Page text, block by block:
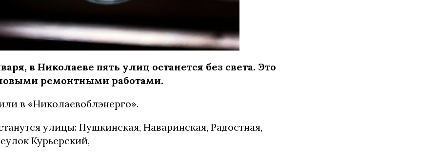
в Николаеве пять улиц останется без света. Это
ремонтными работами.
в «Николаевоблэнерго».
улицы: Пушкинская, Наваринская, Радостная,
Курьерский,